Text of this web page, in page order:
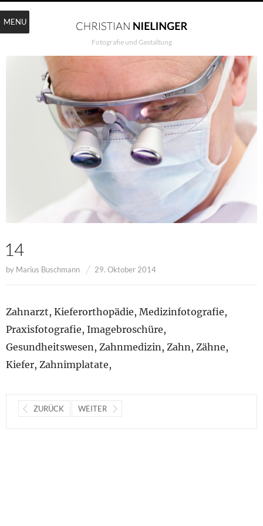
Fotografie und Gestaltung
14
by Marius Buschmann 29. Oktober 2014
Zahnarzt, Kieferorthopädie, Medizinfotografie,
Praxisfotografie, Imagebroschüre,
Gesundheitswesen, Zahnmedizin, Zahn, Zähne,
Kiefer, Zahnimplatate,
ZURÜCK WEITER
MENU